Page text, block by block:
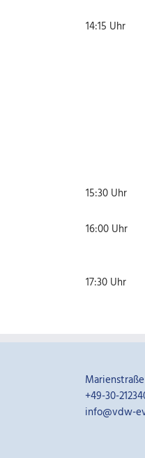
14:15 Uhr
15:30 Uhr
16:00 Uhr
17:30 Uhr
Marienstraße
+49-30-
info@vdw-